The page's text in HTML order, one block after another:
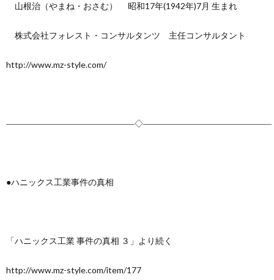
山根治（やまね・おさむ） 昭和17年(1942年)7月 生まれ
株式会社フォレスト・コンサルタンツ 主任コンサルタント
http://www.mz-style.com/
―――――――――――――――◇―――――――――――――――
●ハニックス工業事件の真相
「ハニックス工業 事件の真相 ３」より続く
http://www.mz-style.com/item/177